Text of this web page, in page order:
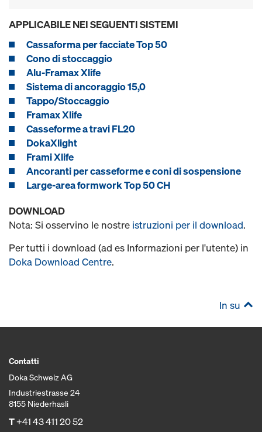
APPLICABILE NEI SEGUENTI SISTEMI
Cassaforma per facciate Top 50
Cono di stoccaggio
Alu-Framax Xlife
Sistema di ancoraggio 15,0
Tappo/Stoccaggio
Framax Xlife
Casseforme a travi FL20
DokaXlight
Frami Xlife
Ancoranti per casseforme e coni di sospensione
Large-area formwork Top 50 CH
DOWNLOAD
Nota: Si osservino le nostre istruzioni per il download.
Per tutti i download (ad es Informazioni per l'utente) in
Doka Download Centre.
In su
Contatti
Doka Schweiz AG
Industriestrasse 24
8155 Niederhasli
T+41 43 411 20 52